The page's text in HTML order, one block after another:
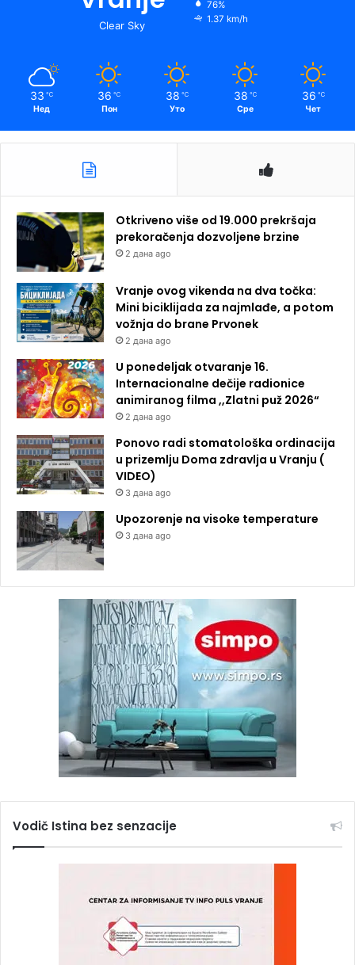
Clear Sky
76%
1.37 km/h
33 ℃
Нед
36 ℃
Пон
38 ℃
Уто
38 ℃
Сре
36 ℃
Чет
Otkriveno više od 19.000 prekršaja
prekoračenja dozvoljene brzine
2 дана ago
Vranje ovog vikenda na dva točka:
Mini biciklijada za najmlađe, a potom
vožnja do brane Prvonek
2 дана ago
U ponedeljak otvaranje 16.
Internacionalne dečije radionice
animiranog filma ,,Zlatni puž 2026“
2 дана ago
Ponovo radi stomatološka ordinacija
u prizemlju Doma zdravlja u Vranju (
VIDEO)
3 дана ago
Upozorenje na visoke temperature
3 дана ago
Vodič Istina bez senzacije